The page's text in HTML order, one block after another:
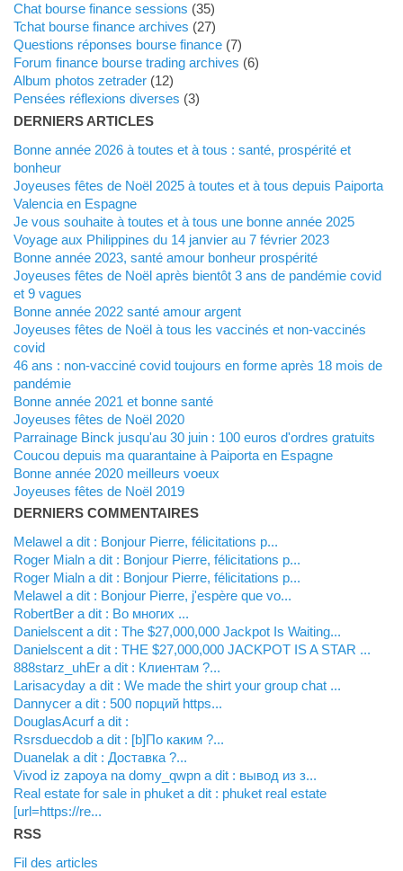
Chat bourse finance sessions (35)
Tchat bourse finance archives (27)
Questions réponses bourse finance(7)
Forum finance bourse trading archives (6)
Album photos zetrader(12)
Pensées réflexions diverses (3)
DERNIERS ARTICLES
Bonne année 2026 à toutes et à tous : santé, prospérité et
bonheur
Joyeuses fêtes de Noël 2025 à toutes et à tous depuis Paiporta
Valencia en Espagne
Je vous souhaite à toutes et à tous une bonne année 2025
Voyage aux Philippines du 14 janvier au 7 février 2023
Bonne année 2023, santé amour bonheur prospérité
Joyeuses fêtes de Noël après bientôt 3 ans de pandémie covid
et 9 vagues
Bonne année 2022 santé amour argent
Joyeuses fêtes de Noël à tous les vaccinés et non-vaccinés
covid
46 ans : non-vacciné covid toujours en forme après 18 mois de
pandémie
Bonne année 2021 et bonne santé
Joyeuses fêtes de Noël 2020
Parrainage Binck jusqu'au 30 juin : 100 euros d'ordres gratuits
Coucou depuis ma quarantaine à Paiporta en Espagne
Bonne année 2020 meilleurs voeux
Joyeuses fêtes de Noël 2019
DERNIERS COMMENTAIRES
Melawel a dit : Bonjour Pierre, félicitations p...
Roger Mialn a dit : Bonjour Pierre, félicitations p...
Roger Mialn a dit : Bonjour Pierre, félicitations p...
Melawel a dit : Bonjour Pierre, j'espère que vo...
RobertBer a dit : Во многих ...
Danielscent a dit : The $27,000,000 Jackpot Is Waiting...
Danielscent a dit : THE $27,000,000 JACKPOT IS A STAR ...
888starz_uhEr a dit : Клиентам ?...
Larisacyday a dit : We made the shirt your group chat ...
Dannycer a dit : 500 порций https...
DouglasAcurf a dit :
Rsrsduecdob a dit : [b]По каким ?...
Duanelak a dit : Доставка ?...
vivod iz zapoya na domy_qwpn a dit : вывод из з...
real estate for sale in phuket a dit : phuket real estate
[url=https://re...
RSS
Fil des articles